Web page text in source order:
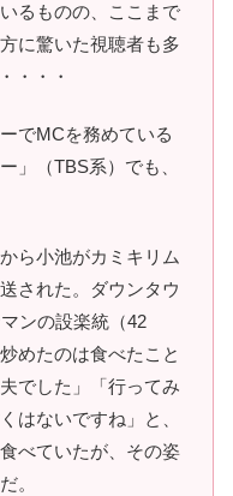
るものの、ここまで
に驚いた視聴者も多
・・・
でMCを務めている
」（TBS系）でも、
ら小池がカミキリム
された。ダウンタウ
ンの設楽統（42
めたのは食べたこと
でした」「行ってみ
はないですね」と、
べていたが、その姿
。